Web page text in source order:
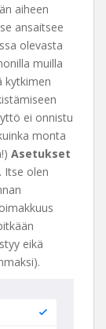
aiheen
ansaitsee
olevasta
muilla
kytkimen
ei onnistu
monta
Asetukset
. Itse olen
eikä